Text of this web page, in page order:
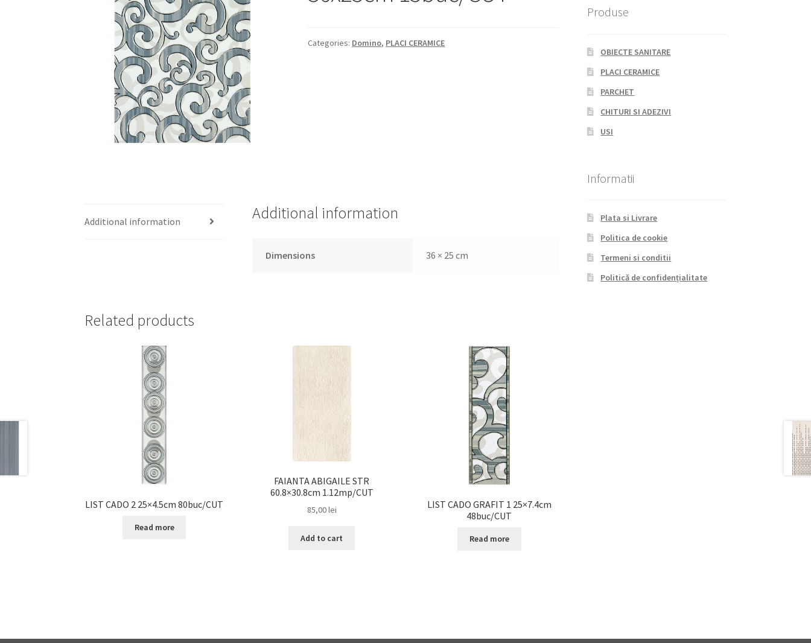
Categories: Domino, PLACI CERAMICE
Additional information Additional information
Dimensions 36 × 25 cm
Related products
LIST CADO 2 25×4.5cm 80buc/CUT
Read more
FAIANTA ABIGAILE STR
60.8×30.8cm 1.12mp/CUT
85,00lei
Add to cart
LIST CADO GRAFIT 1 25×7.4cm
48buc/CUT
Read more
Produse
OBIECTE SANITARE
PLACI CERAMICE
PARCHET
CHITURI SI ADEZIVI
USI
Informatii
Plata si Livrare
Politica de cookie
Termeni si conditii
Politică de confidențialitate